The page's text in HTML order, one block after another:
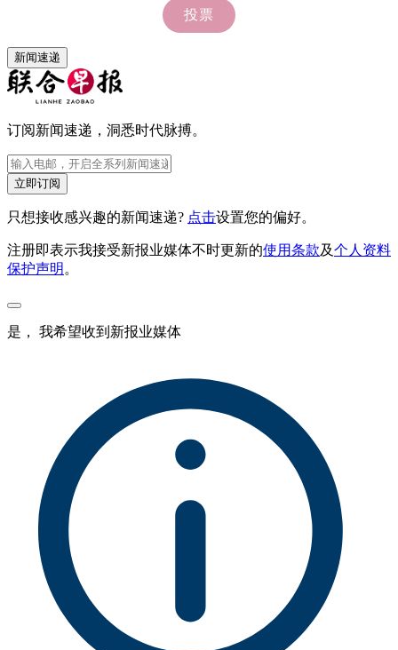
新闻速递
订阅新闻速递，洞悉时代脉搏。
立即订阅
只想接收感兴趣的新闻速递? 点击设置您的偏好。
注册即表示我接受新报业媒体不时更新的使用条款及个人资料
保护声明 。
是， 我希望收到新报业媒体